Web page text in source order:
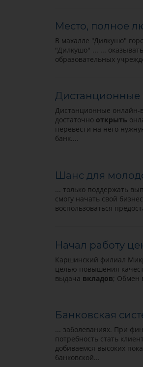
Место, полное
В махалле "Дилкушо"
"Дилкушо" ... ...
образовательных
Дистанционные
Дистанционные онлайн-
достаточно открыть
перевести на него
банк....
Шанс для
... только поддержать
смогу начать свой
воспользоваться
Начал работу
Каршинский филиал
целью повышения
выдача вкладов; Обмен
Банковская
... заболеваниях. При
потребность стать
добиваемся высоких
банковской...